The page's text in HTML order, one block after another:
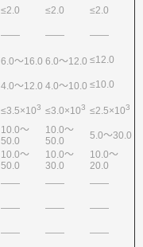
≤2.0 ≤2.0
≤2.0
—— ——
——
6.0～16.0 6.0～12.0 ≤12.0
4.0～12.0 4.0～10.0 ≤10.0
≤3.5×103 ≤3.0×103 ≤2.5×103
10.0～
50.0
10.0～
50.0
5.0～30.0
10.0～
50.0
10.0～
30.0
10.0～
20.0
—— ——
——
—— —— ——
—— ——
——